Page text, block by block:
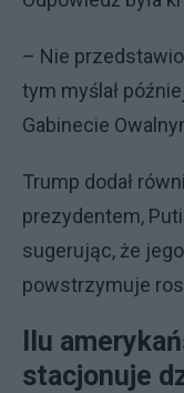
– Nie
tym myślał
Gabinecie
Trump dodał
prezydentem,
sugerując, że
powstrzymuje
Ilu
stacjonuje